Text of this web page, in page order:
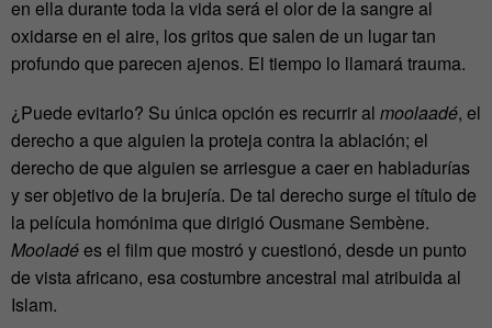
en ella durante toda la vida será el olor de la sangre al
oxidarse en el aire, los gritos que salen de un lugar tan
profundo que parecen ajenos. El tiempo lo llamará trauma.
¿Puede evitarlo? Su única opción es recurrir al moolaadé, el
derecho a que alguien la proteja contra la ablación; el
derecho de que alguien se arriesgue a caer en habladurías
y ser objetivo de la brujería. De tal derecho surge el título de
la película homónima que dirigió Ousmane Sembène.
Mooladées el film que mostró y cuestionó, desde un punto
de vista africano, esa costumbre ancestral mal atribuida al
Islam.